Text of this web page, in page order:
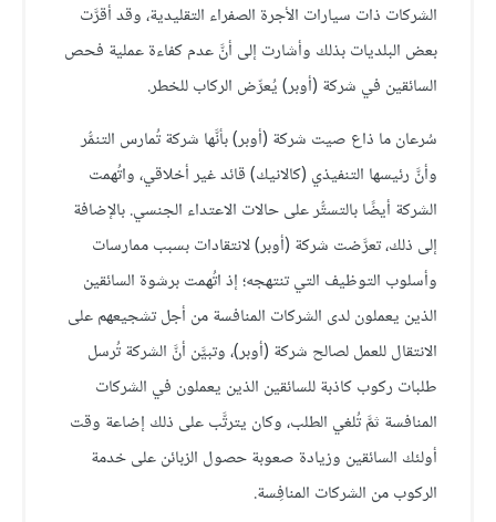
الشركات ذات سيارات الأجرة الصفراء التقليدية، وقد أقرَّت
بعض البلديات بذلك وأشارت إلى أنَّ عدم كفاءة عملية فحص
السائقين في شركة (أوبر) يُعرِّض الركاب للخطر.
سُرعان ما ذاع صيت شركة (أوبر) بأنَّها شركة تُمارس التنمُّر
وأنَّ رئيسها التنفيذي (كالانيك) قائد غير أخلاقي، واتُهمت
الشركة أيضًا بالتستُّر على حالات الاعتداء الجنسي. بالإضافة
إلى ذلك، تعرَّضت شركة (أوبر) لانتقادات بسبب ممارسات
وأسلوب التوظيف التي تنتهجه؛ إذ اتُهمت برشوة السائقين
الذين يعملون لدى الشركات المنافسة من أجل تشجيعهم على
الانتقال للعمل لصالح شركة (أوبر)، وتبيَّن أنَّ الشركة تُرسل
طلبات ركوب كاذبة للسائقين الذين يعملون في الشركات
المنافسة ثمَّ تُلغي الطلب، وكان يترتَّب على ذلك إضاعة وقت
أولئك السائقين وزيادة صعوبة حصول الزبائن على خدمة
الركوب من الشركات المنافِسة.